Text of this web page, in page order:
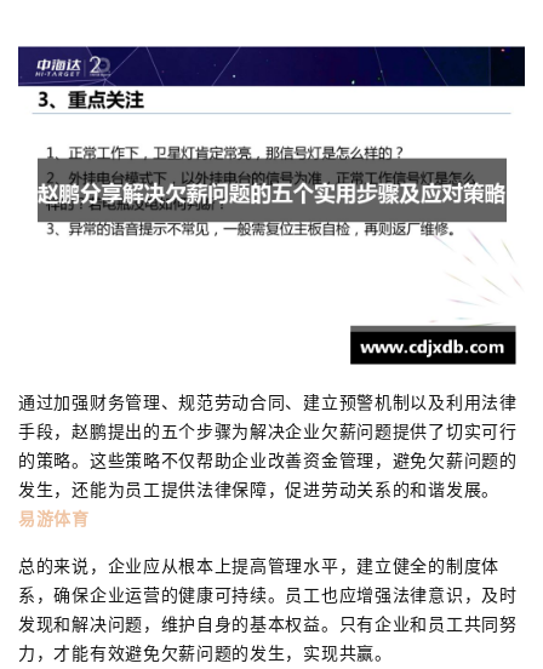
通过加强财务管理、规范劳动合同、建立预警机制以及利用法律
手段，赵鹏提出的五个步骤为解决企业欠薪问题提供了切实可行
的策略。这些策略不仅帮助企业改善资金管理，避免欠薪问题的
发生，还能为员工提供法律保障，促进劳动关系的和谐发展。
易游体育
总的来说，企业应从根本上提高管理水平，建立健全的制度体
系，确保企业运营的健康可持续。员工也应增强法律意识，及时
发现和解决问题，维护自身的基本权益。只有企业和员工共同努
力，才能有效避免欠薪问题的发生，实现共赢。